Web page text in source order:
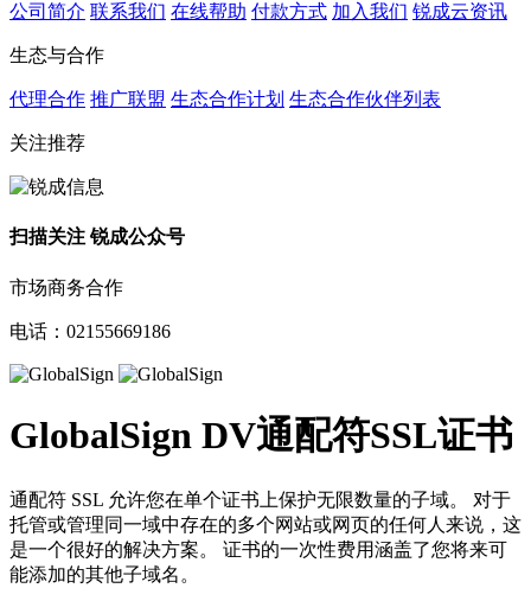
公司简介 联系我们 在线帮助 付款方式 加入我们 锐成云资讯
生态与合作
代理合作 推广联盟 生态合作计划 生态合作伙伴列表
关注推荐
扫描关注 锐成公众号
市场商务合作
电话：02155669186
GlobalSign DV通配符SSL证书
通配符 SSL 允许您在单个证书上保护无限数量的子域。 对于
托管或管理同一域中存在的多个网站或网页的任何人来说，这
是一个很好的解决方案。 证书的一次性费用涵盖了您将来可
能添加的其他子域名。